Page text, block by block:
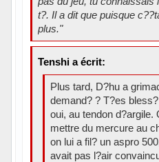
t?. Il a dit que puisque
plus."
Tenshi a écrit:
Plus tard, D?hu a
demand? ? T?es
oui, au tendon d?argile.
mettre du mercure au
on lui a fil? un aspro
avait pas l?air